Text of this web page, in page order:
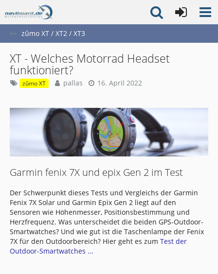
zûmo XT / XT2 / XT3
XT - Welches Motorrad Headset
funktioniert?
zûmo XT pallas 16. April 2022
Garmin fenix 7X und epix Gen 2 im Test
Der Schwerpunkt dieses Tests und Vergleichs der Garmin
Fenix 7X Solar und Garmin Epix Gen 2 liegt auf den
Sensoren wie Höhenmesser, Positionsbestimmung und
Herzfrequenz. Was unterscheidet die beiden GPS-Outdoor-
Smartwatches? Und wie gut ist die Taschenlampe der Fenix
7X für den Outdoorbereich? Hier geht es zum Test der
Outdoor-Smartwatches ...